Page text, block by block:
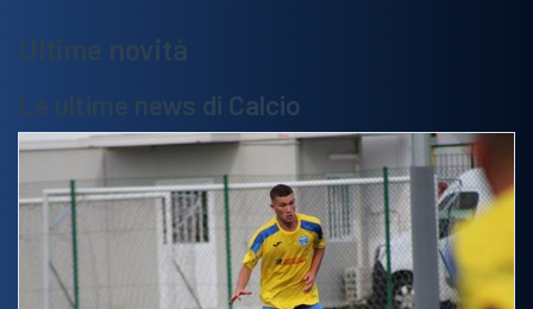
Ultime novità
Le ultime news di Calcio